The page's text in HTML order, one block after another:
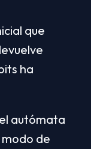
que
ha
autómata
modo de